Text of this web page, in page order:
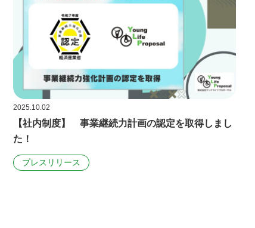
2025.10.02
【社内制度】 事業継続力計画の認定を取得しまし
た！
プレスリリース